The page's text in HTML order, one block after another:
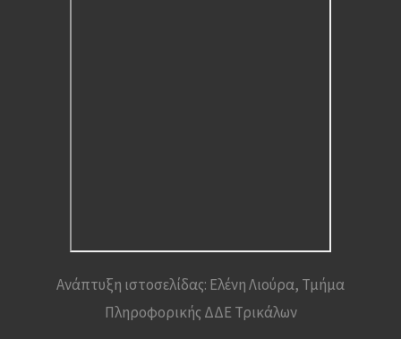
Ανάπτυξη ιστοσελίδας: Ελένη Λιούρα, Τμήμα
Πληροφορικής ΔΔΕ Τρικάλων